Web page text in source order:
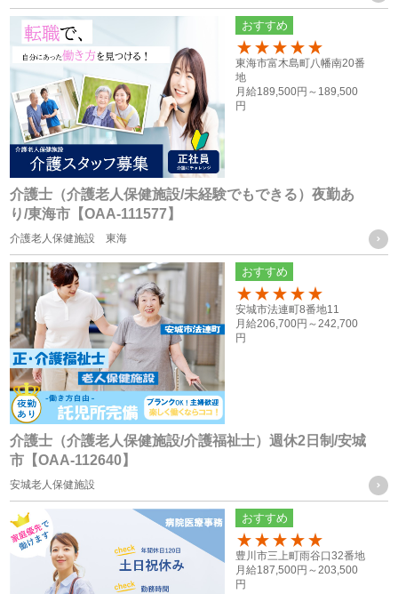
う際に、当社グループ各社の人事担当者がその目的の限りに
おいて使用するため
・ご家族等の氏名、住所、電話番号は、法令に基づく各種手
続きの他、本人に万一のことがあった際の緊急連絡先として
の使用の為
・当社グループ各社間における人員配置を検討する際の資料
とするため
応募者の方の個人情報
・採用活動における各種の告知や連絡（電話、メール、郵
送、ファックス送信等）のため
・採用応募者への当社グループ各社の事業やその職務等に関
する各種情報を提供するため
・採用応募者の管理及び本人確認を行うため
お取引様に関する個人情報
・当社グループ会社におけるサービスの提供、ご連絡、各種
打ち合わせのため
・各種お問合せ及びご要望事項への対応の為
共同利用する個人情報の取得方法
従業員や登録スタッフの方の個人情報
・入社時又は登録時にお預かりした履歴書や入社手続きに必
要なその他の書類、お問い合わせフォーム、メール、口頭
介護士（介護老人保健施設/未経験でもできる）夜勤あ
り/東海市【OAA-111577】
介護老人保健施設 東海
おすすめ
100
東海市富木島町八幡南20番
地
月給189,500円～ 189,500
円
介護士（介護老人保健施設/介護福祉士）週休2日制/安城
市【OAA-112640】
安城老人保健施設
おすすめ
100
安城市法連町8番地11
月給206,700円～242,700
円
おすすめ
100
豊川市三上町雨谷口32番地
月給187,500円～203,500
円